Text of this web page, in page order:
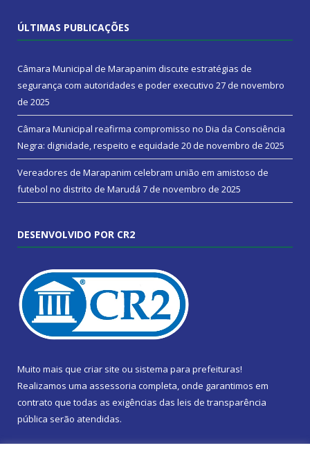
ÚLTIMAS PUBLICAÇÕES
Câmara Municipal de Marapanim discute estratégias de
segurança com autoridades e poder executivo 27 de novembro
de 2025
Câmara Municipal reafirma compromisso no Dia da Consciência
Negra: dignidade, respeito e equidade 20 de novembro de 2025
Vereadores de Marapanim celebram união em amistoso de
futebol no distrito de Marudá 7 de novembro de 2025
DESENVOLVIDO POR CR2
Muito mais que criar site ou sistema para prefeituras!
Realizamos uma assessoria completa, onde garantimos em
contrato que todas as exigências das leis de transparência
pública serão atendidas.